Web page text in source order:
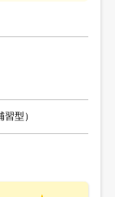
型）